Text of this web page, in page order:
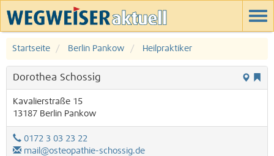
Startseite Berlin Pankow Heilpraktiker
Dorothea Schossig
Kavalierstraße 15
13187 Berlin Pankow
0172 3 03 23 22
mail@osteopathie-schossig.de